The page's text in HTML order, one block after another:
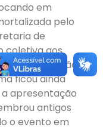
em
pelo
de
coletiva aos
que educação
ficou ainda
apresentação
antigos
o evento em